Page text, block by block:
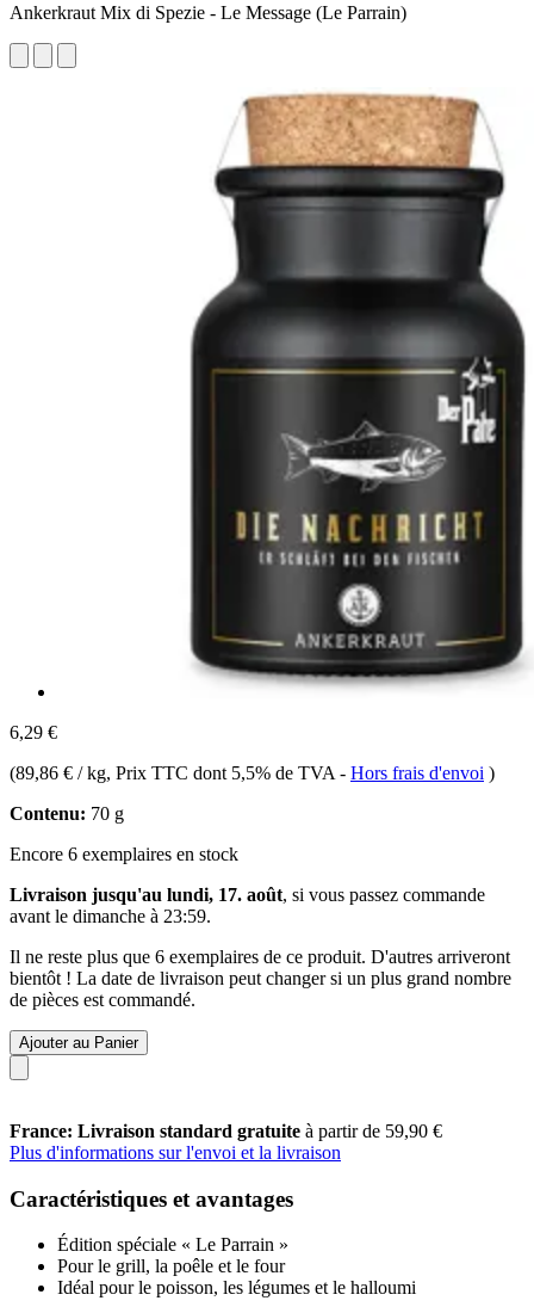
Ankerkraut Mix di Spezie - Le Message (Le Parrain)
6,29 €
(89,86 € / kg, Prix TTC dont 5,5% de TVA - Hors frais d'envoi )
Contenu: 70 g
Encore 6 exemplaires en stock
Livraison jusqu'au lundi, 17. août, si vous passez commande
avant le dimanche à 23:59.
Il ne reste plus que 6 exemplaires de ce produit. D'autres arriveront
bientôt ! La date de livraison peut changer si un plus grand nombre
de pièces est commandé.
Ajouter au Panier
France: Livraison standard gratuite à partir de 59,90 €
Plus d'informations sur l'envoi et la livraison
Caractéristiques et avantages
Édition spéciale « Le Parrain »
Pour le grill, la poêle et le four
Idéal pour le poisson, les légumes et le halloumi